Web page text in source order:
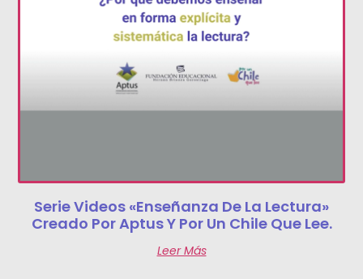
Serie Videos «Enseñanza De La Lectura»
Creado Por Aptus Y Por Un Chile Que Lee.
Leer Más